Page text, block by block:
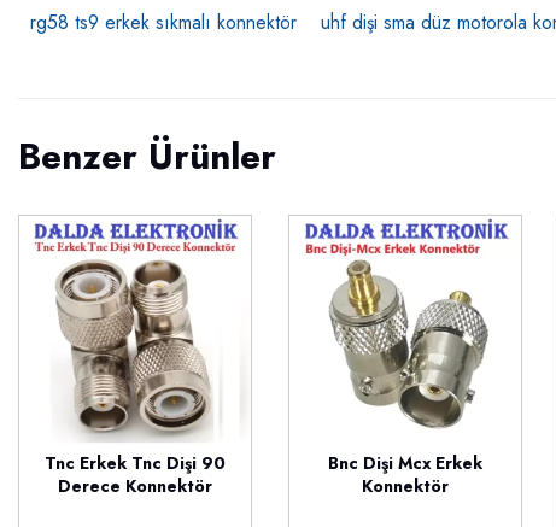
rg58 ts9 erkek sıkmalı konnektör uhf dişi sma düz motorola
Benzer Ürünler
Tnc Erkek Tnc Dişi 90
Derece Konnektör
Bnc Dişi Mcx Erkek
Konnektör